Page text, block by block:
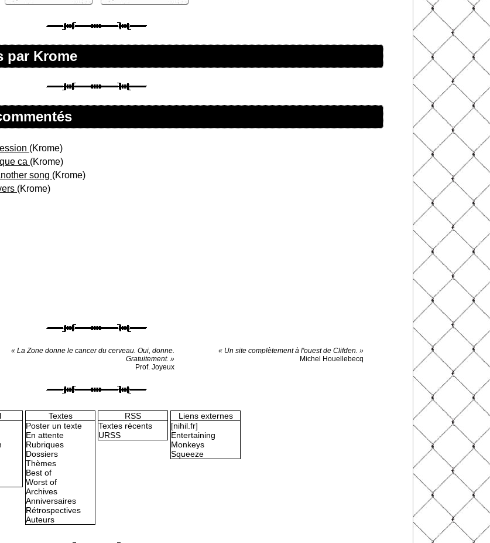
par Krome
(Krome)
ca (Krome)
song (Krome)
(Krome)
« La Zone donne le cancer du cerveau. Oui, donne.
Gratuitement. »
Prof. Joyeux
« Un site complètement à l'ouest de Clifden. »
Michel Houellebecq
Textes
Poster un texte
En attente
Rubriques
Dossiers
Thèmes
Best of
Worst of
Archives
Anniversaires
Rétrospectives
Auteurs
RSS
Textes récents
URSS
Liens externes
[nihil.fr]
Entertaining
Monkeys
Squeeze